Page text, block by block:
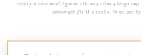
części jest zabronione! Zgodnie z Ustawą z dnia 4 lutego
pokrewnych (Dz. U. z 2006 e. Nr 90, poz.